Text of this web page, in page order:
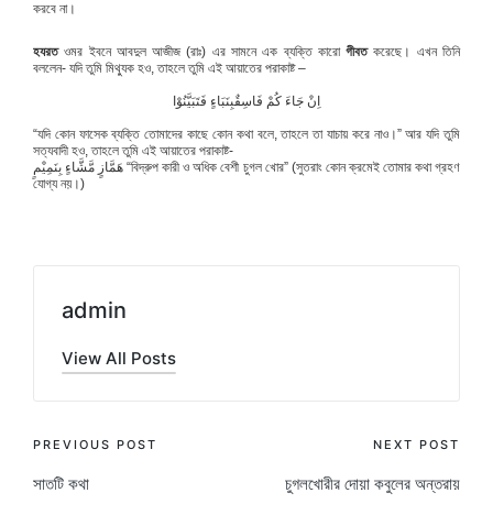
করবে না।
হযরত ওমর ইবনে আবদুল আজীজ (রাঃ) এর সামনে এক ব্যক্তি কারো গীবত করেছে। এখন তিনি
বললেন- যদি তুমি মিথ্যুক হও, তাহলে তুমি এই আয়াতের পরাকাষ্ট –
اِنْ جَاءَ كُمْ فَاسِقٌبِنَبَاءٍ فَتَبَيَّنُوْا
“যদি কোন ফাসেক ব্যক্তি তোমাদের কাছে কোন কথা বলে, তাহলে তা যাচায় করে নাও।” আর যদি তুমি
সত্যবাদী হও, তাহলে তুমি এই আয়াতের পরাকাষ্ট-
هَمَّازٍ مَّشَّاءٍ بِنَمِيْمٍ “বিদ্রুপ কারী ও অধিক বেশী চুগল খোর” (সুতরাং কোন ক্রমেই তোমার কথা গ্রহণ
যোগ্য নয়।)
admin
View All Posts
Post
navigation
PREVIOUS POST
সাতটি কথা
NEXT POST
চুগলখোরীর দোয়া কবুলের অন্তরায়